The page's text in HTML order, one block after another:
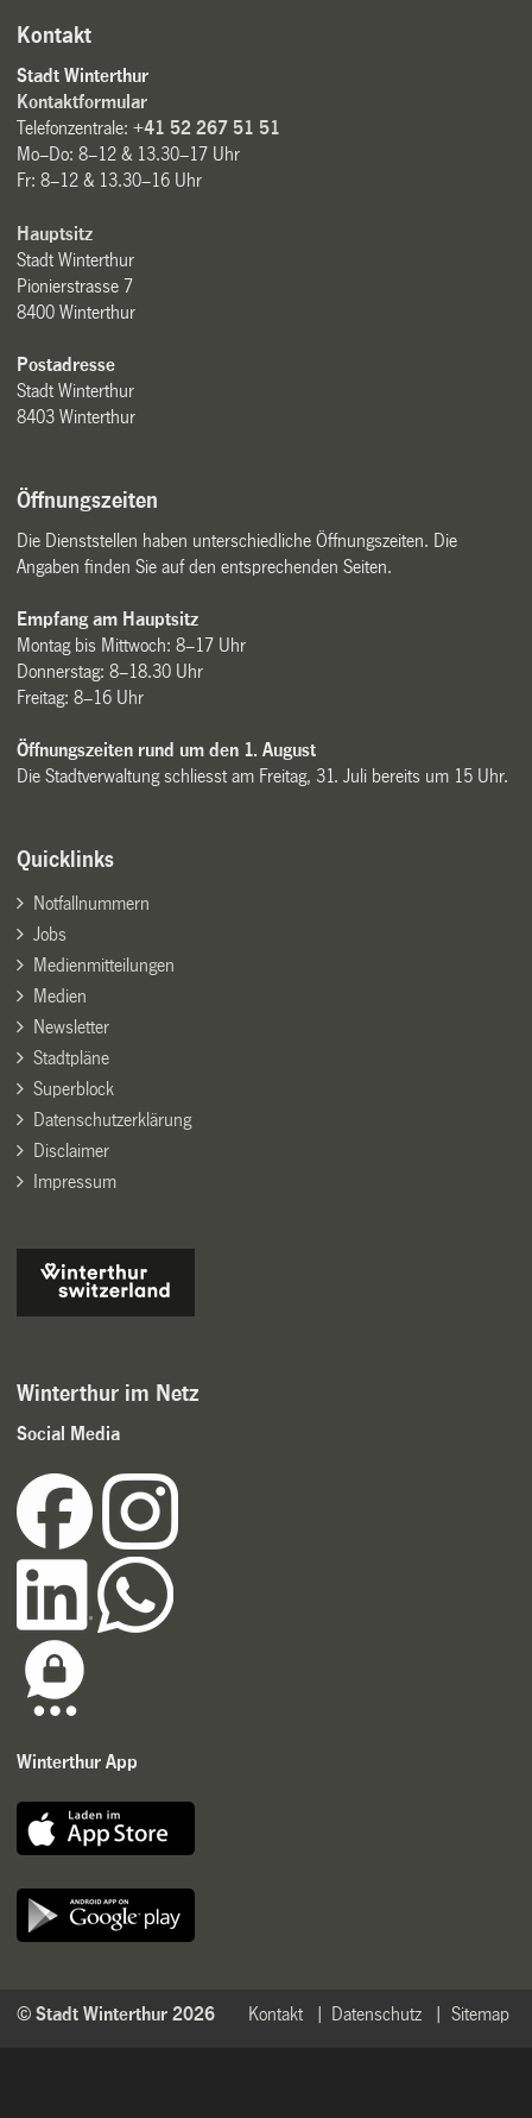
Kontakt
Stadt Winterthur
Kontaktformular
Telefonzentrale:+41 52 267 51 51
Mo–Do: 8–12 & 13.30–17 Uhr
Fr: 8–12 & 13.30–16 Uhr
Hauptsitz
Stadt Winterthur
Pionierstrasse 7
8400 Winterthur
Postadresse
Stadt Winterthur
8403 Winterthur
Öffnungszeiten
Die Dienststellen haben unterschiedliche Öffnungszeiten. Die
Angaben finden Sie auf den entsprechenden Seiten.
Empfang am Hauptsitz
Montag bis Mittwoch: 8–17 Uhr
Donnerstag: 8–18.30 Uhr
Freitag: 8–16 Uhr
Öffnungszeiten rund um den 1. August
Die Stadtverwaltung schliesst am Freitag, 31. Juli bereits um 15 Uhr.
Quicklinks
Notfallnummern
Jobs
Medienmitteilungen
Medien
Newsletter
Stadtpläne
Superblock
Datenschutzerklärung
Disclaimer
Impressum
Winterthur im Netz
Social Media
Winterthur App
Sitemap
Datenschutz
Kontakt
© Stadt Winterthur 2026